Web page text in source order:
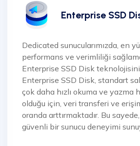
Enterprise SSD
Dedicated sunucularımızda, en
performans ve verimliliği
Enterprise SSD Disk teknolojisini
Enterprise SSD Disk, standart
çok daha hızlı okuma ve yazma
olduğu için, veri transferi ve
oranda arttırmaktadır. Bu
güvenli bir sunucu deneyimi